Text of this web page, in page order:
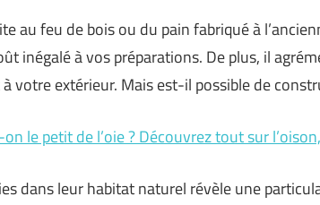
au feu de bois ou du pain fabriqué à
inégalé à vos préparations. De plus, il
votre extérieur. Mais est-il possible de
le petit de l’oie ? Découvrez tout sur
dans leur habitat naturel révèle une